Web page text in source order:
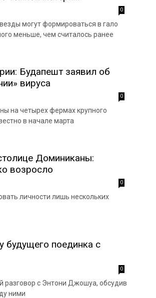
0
могут формироваться в гало
меньше, чем считалось ранее
Будапешт заявил об
вируса
0
на четырех фермах крупного
в начале марта
Доминиканы:
возросло
0
личности лишь нескольких
будущего поединка с
0
с Энтони Джошуа, обсудив
ними